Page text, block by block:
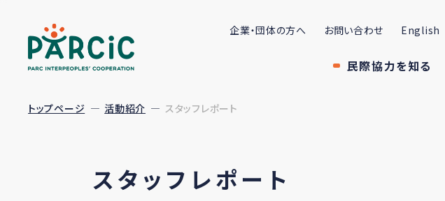
企業・団体の方へ お問い合わせ English
民際協力を知る
トップページ 活動紹介 スタッフレポート
スタッフレポート